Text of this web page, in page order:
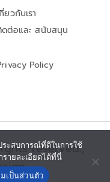
ยวกับเรา
ต่อและ สนับสนุน
Policy
reserved.,
ะสบการณ์ที่ดีในการใช้
ายละเอียดได้ที่นี่
เป็นส่วนตัว